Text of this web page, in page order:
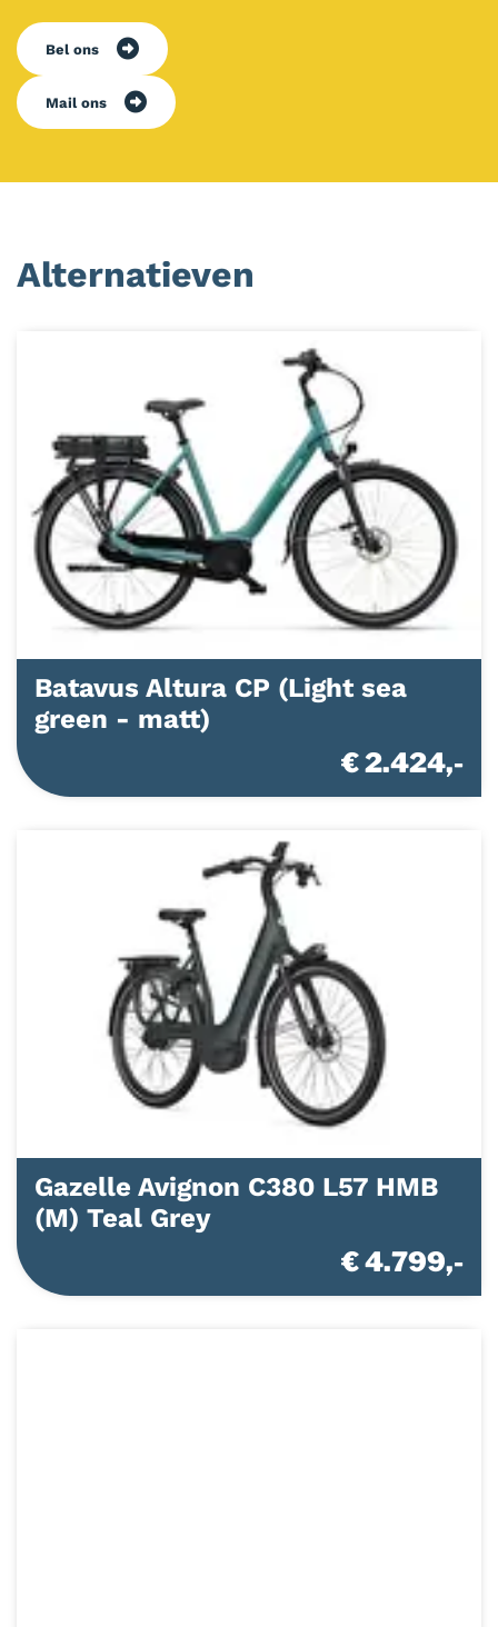
Bel ons
Mail ons
Alternatieven
Batavus Altura CP (Light sea
green - matt)
€ 2.424,-
Gazelle Avignon C380 L57 HMB
(M) Teal Grey
€ 4.799,-